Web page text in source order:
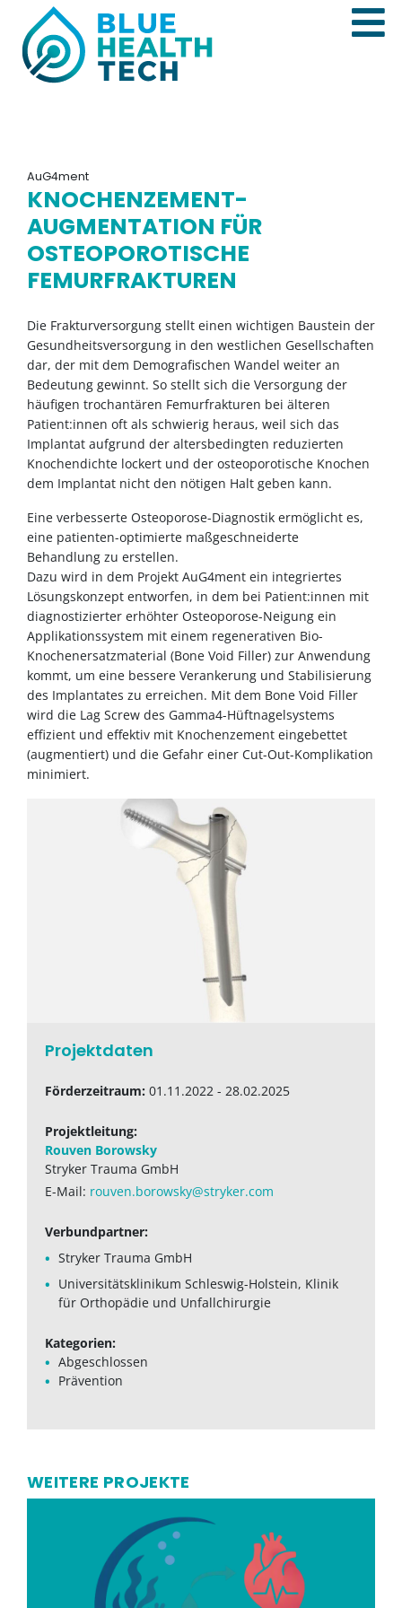
AuG4ment
KNOCHENZEMENT-
AUGMENTATION FÜR
OSTEOPOROTISCHE
FEMURFRAKTUREN
Die Frakturversorgung stellt einen wichtigen Baustein der
Gesundheitsversorgung in den westlichen Gesellschaften
dar, der mit dem Demografischen Wandel weiter an
Bedeutung gewinnt. So stellt sich die Versorgung der
häufigen trochantären Femurfrakturen bei älteren
Patient:innen oft als schwierig heraus, weil sich das
Implantat aufgrund der altersbedingten reduzierten
Knochendichte lockert und der osteoporotische Knochen
dem Implantat nicht den nötigen Halt geben kann.
Eine verbesserte Osteoporose-Diagnostik ermöglicht es,
eine patienten-optimierte maßgeschneiderte
Behandlung zu erstellen.
Dazu wird in dem Projekt AuG4ment ein integriertes
Lösungskonzept entworfen, in dem bei Patient:innen mit
diagnostizierter erhöhter Osteoporose-Neigung ein
Applikationssystem mit einem regenerativen Bio-
Knochenersatzmaterial (Bone Void Filler) zur Anwendung
kommt, um eine bessere Verankerung und Stabilisierung
des Implantates zu erreichen. Mit dem Bone Void Filler
wird die Lag Screw des Gamma4-Hüftnagelsystems
effizient und effektiv mit Knochenzement eingebettet
(augmentiert) und die Gefahr einer Cut-Out-Komplikation
minimiert.
Projektdaten
Förderzeitraum: 01.11.2022 - 28.02.2025
Projektleitung:
Rouven Borowsky
Stryker Trauma GmbH
E-Mail: rouven.borowsky@stryker.com
Verbundpartner:
Stryker Trauma GmbH
Universitätsklinikum Schleswig-Holstein, Klinik
für Orthopädie und Unfallchirurgie
Kategorien:
Abgeschlossen
Prävention
WEITERE PROJEKTE